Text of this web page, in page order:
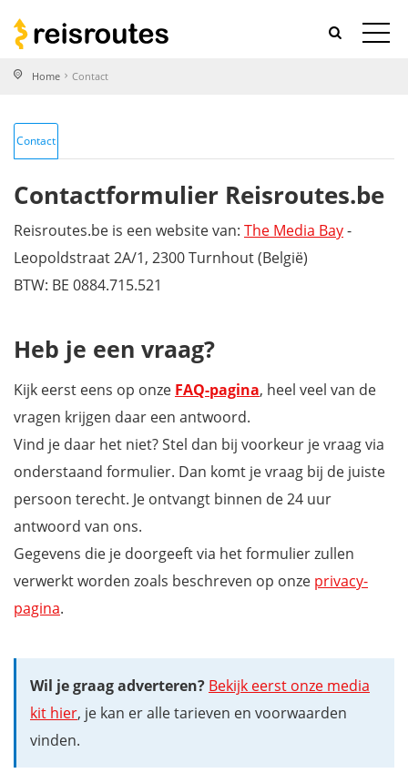
Home Contact
Contact
Contactformulier Reisroutes.be
Reisroutes.be is een website van: The Media Bay-
Leopoldstraat 2A/1, 2300 Turnhout (België)
BTW: BE 0884.715.521
Heb je een vraag?
Kijk eerst eens op onze FAQ-pagina, heel veel van de
vragen krijgen daar een antwoord.
Vind je daar het niet? Stel dan bij voorkeur je vraag via
onderstaand formulier. Dan komt je vraag bij de juiste
persoon terecht. Je ontvangt binnen de 24 uur
antwoord van ons.
Gegevens die je doorgeeft via het formulier zullen
verwerkt worden zoals beschreven op onze privacy-
pagina.
Wil je graag adverteren? Bekijk eerst onze media
kit hier, je kan er alle tarieven en voorwaarden
vinden.